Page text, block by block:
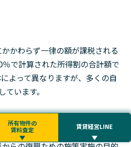
かわらず一律の額が課税される
で計算された所得割の合計額で
よって異なりますが、多くの自
います。
所有物件の
賃料査定
賃貸経営LINE